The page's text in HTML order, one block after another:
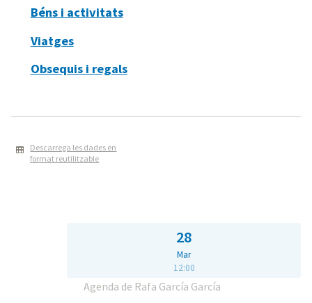
Béns i activitats
Viatges
Obsequis i regals
Descarrega les dades en
format reutilitzable
28
Mar
12:00
Agenda de Rafa García García